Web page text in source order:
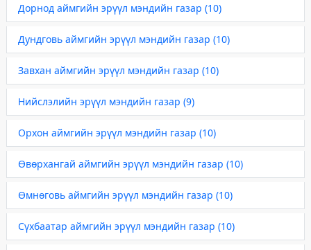
Дорнод аймгийн эрүүл мэндийн газар (10)
Дундговь аймгийн эрүүл мэндийн газар (10)
Завхан аймгийн эрүүл мэндийн газар (10)
Нийслэлийн эрүүл мэндийн газар (9)
Орхон аймгийн эрүүл мэндийн газар (10)
Өвөрхангай аймгийн эрүүл мэндийн газар (10)
Өмнөговь аймгийн эрүүл мэндийн газар (10)
Сүхбаатар аймгийн эрүүл мэндийн газар (10)